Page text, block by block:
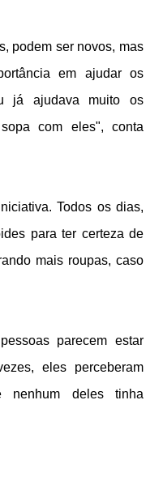
podem ser novos, mas
em ajudar os
já ajudava muito os
com eles", conta
Todos os dias,
para ter certeza de
mais roupas, caso
parecem estar
eles perceberam
deles tinha